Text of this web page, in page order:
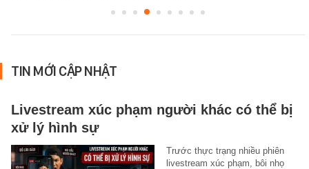
TIN MỚI CẬP NHẬT
Livestream xúc phạm người khác có thể bị
xử lý hình sự
Trước thực trạng nhiều phiên
livestream xúc phạm, bôi nhọ